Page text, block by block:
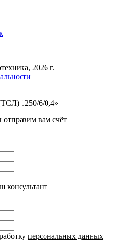
2026 г.
1250/6/0,4»
вам счёт
консультант
персональных данных